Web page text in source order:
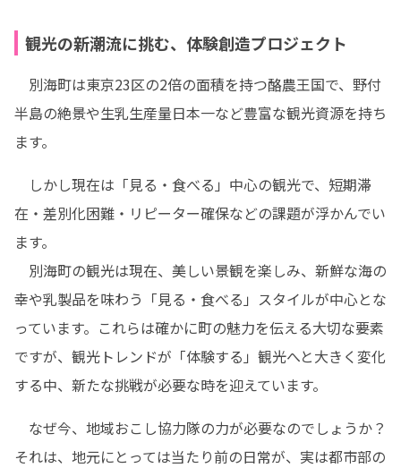
観光の新潮流に挑む、体験創造プロジェクト
別海町は東京23区の2倍の面積を持つ酪農王国で、野付
半島の絶景や生乳生産量日本一など豊富な観光資源を持ち
ます。
しかし現在は「見る・食べる」中心の観光で、短期滞
在・差別化困難・リピーター確保などの課題が浮かんでい
ます。
別海町の観光は現在、美しい景観を楽しみ、新鮮な海の
幸や乳製品を味わう「見る・食べる」スタイルが中心とな
っています。これらは確かに町の魅力を伝える大切な要素
ですが、観光トレンドが「体験する」観光へと大きく変化
する中、新たな挑戦が必要な時を迎えています。
なぜ今、地域おこし協力隊の力が必要なのでしょうか？
それは、地元にとっては当たり前の日常が、実は都市部の